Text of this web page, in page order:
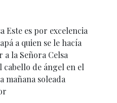
Este es por excelencia
a quien se le hacía
a la Señora Celsa
cabello de ángel en el
mañana soleada